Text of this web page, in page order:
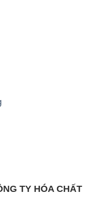
TY HÓA CHẤT